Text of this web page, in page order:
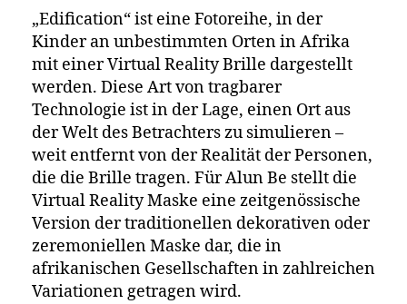
„Edification“ ist eine Fotoreihe, in der
Kinder an unbestimmten Orten in Afrika
mit einer Virtual Reality Brille dargestellt
werden. Diese Art von tragbarer
Technologie ist in der Lage, einen Ort aus
der Welt des Betrachters zu simulieren –
weit entfernt von der Realität der Personen,
die die Brille tragen. Für Alun Be stellt die
Virtual Reality Maske eine zeitgenössische
Version der traditionellen dekorativen oder
zeremoniellen Maske dar, die in
afrikanischen Gesellschaften in zahlreichen
Variationen getragen wird.